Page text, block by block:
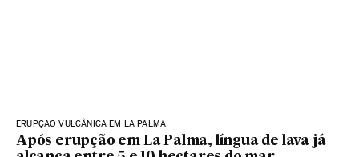
ERUPÇÃO VULCÂNICA EM LA PALMA
Após erupção em La Palma, língua de lava já